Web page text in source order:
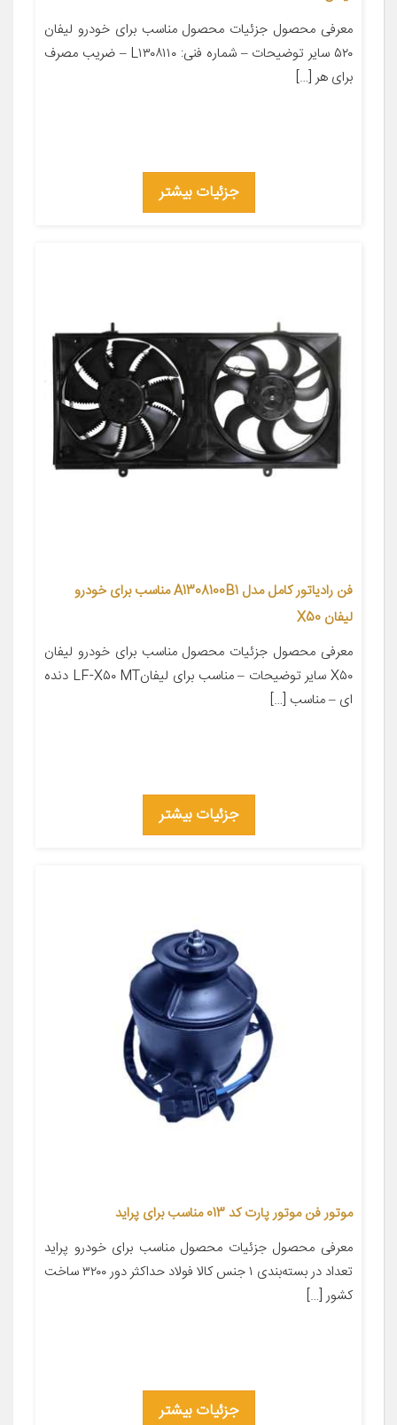
معرفی محصول جزئیات محصول مناسب برای خودرو لیفان
۵۲۰ سایر توضیحات – شماره فنی: L۱۳۰۸۱۱۰ – ضریب مصرف
برای هر […]
جزئیات بیشتر
فن رادیاتور کامل مدل A1308100B1 مناسب برای خودرو
لیفان X50
معرفی محصول جزئیات محصول مناسب برای خودرو لیفان
X۵۰ سایر توضیحات – مناسب برای لیفانLF-X۵۰ MT دنده
ای – مناسب […]
جزئیات بیشتر
موتور فن موتور پارت کد 013 مناسب برای پراید
معرفی محصول جزئیات محصول مناسب برای خودرو پراید
تعداد در بسته‌بندی ۱ جنس کالا فولاد حداکثر دور ۳۲۰۰ ساخت
کشور […]
جزئیات بیشتر